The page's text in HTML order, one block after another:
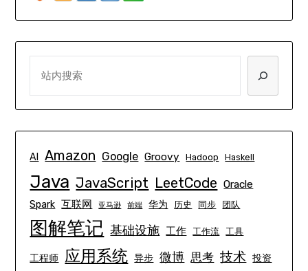
AI Amazon Google Groovy Hadoop Haskell
Java JavaScript LeetCode Oracle
Spark 互联网 亚马逊 前端 华为 历史 同步 团队
图解笔记 基础设施 工作 工作流 工具
工程师 应用系统 异步 微博 思考 技术 投资